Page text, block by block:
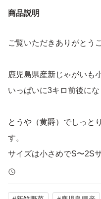
商品説明
ご覧いただきありがとう
鹿児島県産新じゃがい
いっぱいに3キロ前後にな
とうや（黄爵）でしっと
す。
サイズは小さめでS〜2S
コロコロサイズです♪
皮ごとチンしてお召し上